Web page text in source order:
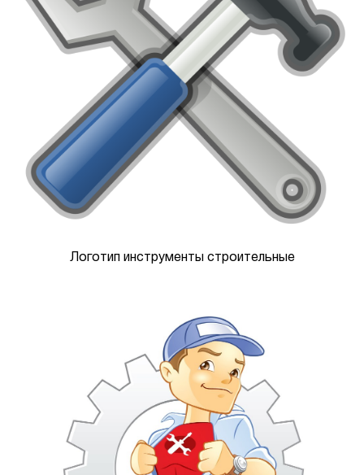
Логотип инструменты строительные